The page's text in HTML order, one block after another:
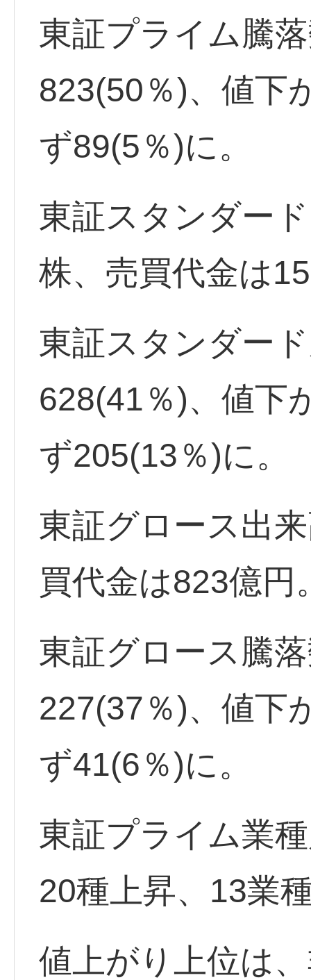
東証プライム騰
823(50％)、値下
ず89(5％)に。
東証スタンダー
株、売買代金は
東証スタンダー
628(41％)、値下
ず205(13％)に。
東証グロース出
買代金は823億円
東証グロース騰
227(37％)、値下
ず41(6％)に。
東証プライム業
20種上昇、13業
値上がり上位は